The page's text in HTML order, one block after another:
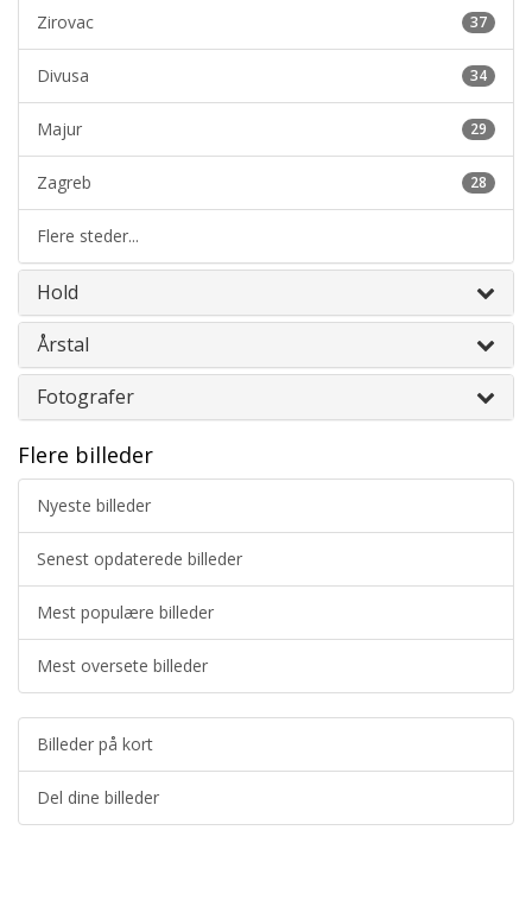
37
Zirovac
34
Divusa
29
Majur
28
Zagreb
Flere steder...
Hold
Årstal
Fotografer
Flere billeder
Nyeste billeder
Senest opdaterede billeder
Mest populære billeder
Mest oversete billeder
Billeder på kort
Del dine billeder